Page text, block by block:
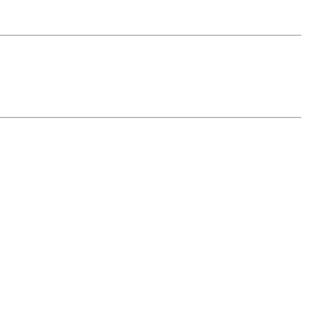
Vipps, Klarna och Google Pay.
debiteras kortet/fakturan.